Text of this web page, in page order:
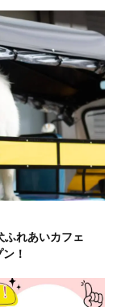
ふれあいカフェ
！